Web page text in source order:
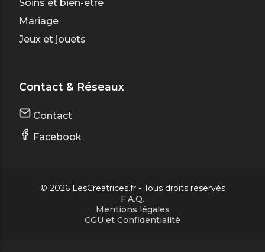
Soins et bien-être
Mariage
Jeux et jouets
Contact & Réseaux
Contact
Facebook
© 2026 LesCreatrices.fr - Tous droits réservés
F.A.Q.
Mentions légales
CGU et Confidentialité